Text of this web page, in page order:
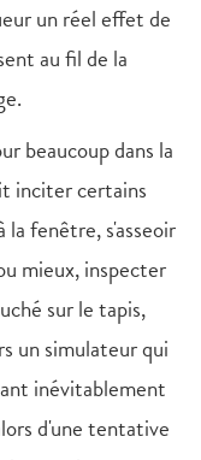
un réel effet de
au fil de la
beaucoup dans la
inciter certains
la fenêtre, s'asseoir
mieux, inspecter
sur le tapis,
un simulateur qui
inévitablement
d'une tentative